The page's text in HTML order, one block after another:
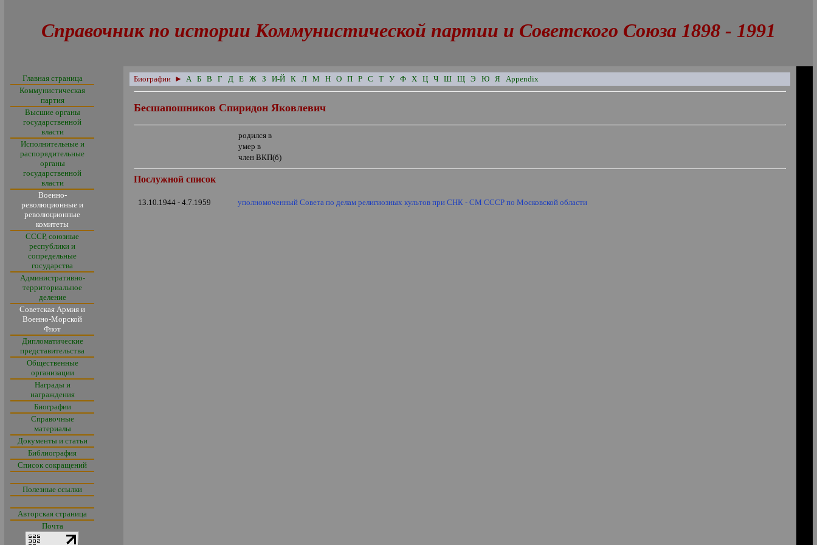
Справочник по истории Коммунистической партии и Советского Союза 1898 - 1991
Главная страница
Коммунистическая
партия
Высшие органы
государственной
власти
Исполнительные и
распорядительные
органы
государственной
власти
Военно-
революционные и
революционные
комитеты
СССР, союзные
республики и
сопредельные
государства
Административно-
территориальное
деление
Советская Армия и
Военно-Морской
Флот
Дипломатические
представительства
Общественные
организации
Награды и
награждения
Биографии
Справочные
материалы
Документы и статьи
Библиография
Список сокращений
Полезные ссылки
Авторская страница
Почта
Биографии ► А Б В Г Д Е Ж З И-Й К Л М Н О П Р С Т У Ф Х Ц Ч Ш Щ Э Ю Я Appendix
Бесшапошников Спиридон Яковлевич
родился в
умер в
член ВКП(б)
Послужной список
13.10.1944 - 4.7.1959 уполномоченный Совета по делам религиозных культов при СНК - СМ СССР по Московской области